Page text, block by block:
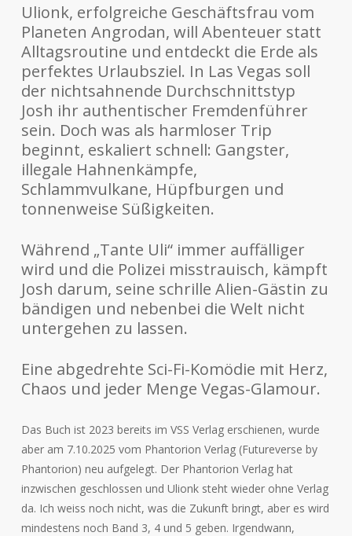
Ulionk, erfolgreiche Geschäftsfrau vom
Planeten Angrodan, will Abenteuer statt
Alltagsroutine und entdeckt die Erde als
perfektes Urlaubsziel. In Las Vegas soll
der nichtsahnende Durchschnittstyp
Josh ihr authentischer Fremdenführer
sein. Doch was als harmloser Trip
beginnt, eskaliert schnell: Gangster,
illegale Hahnenkämpfe,
Schlammvulkane, Hüpfburgen und
tonnenweise Süßigkeiten.
Während „Tante Uli“ immer auffälliger
wird und die Polizei misstrauisch, kämpft
Josh darum, seine schrille Alien-Gästin zu
bändigen und nebenbei die Welt nicht
untergehen zu lassen.
Eine abgedrehte Sci-Fi-Komödie mit Herz,
Chaos und jeder Menge Vegas-Glamour.
Das Buch ist 2023 bereits im VSS Verlag erschienen, wurde
aber am 7.10.2025 vom Phantorion Verlag (Futureverse by
Phantorion) neu aufgelegt. Der Phantorion Verlag hat
inzwischen geschlossen und Ulionk steht wieder ohne Verlag
da. Ich weiss noch nicht, was die Zukunft bringt, aber es wird
mindestens noch Band 3, 4 und 5 geben. Irgendwann,